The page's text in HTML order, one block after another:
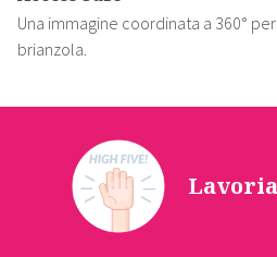
Una immagine coordinata a 360°
brianzola.